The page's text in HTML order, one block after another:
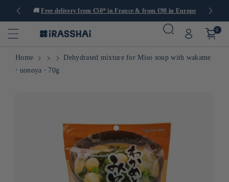
🚚Free delivery from €50* in France & from €90 in Europe
0
Home
Dehydrated mixture for Miso soup with wakame
⋅ uonoya ⋅ 70g